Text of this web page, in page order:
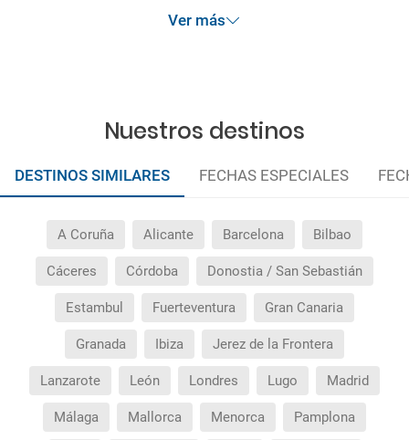
Ver más
Nuestros destinos
DESTINOS SIMILARES FECHAS ESPECIALES
A Coruña Alicante Barcelona Bilbao
Cáceres Córdoba Donostia / San Sebastián
Estambul Fuerteventura Gran Canaria
Granada Ibiza Jerez de la Frontera
Lanzarote León Londres Lugo Madrid
Málaga Mallorca Menorca Pamplona